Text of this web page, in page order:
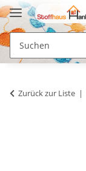
Zurück zur Liste